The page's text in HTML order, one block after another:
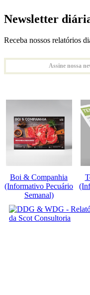
Newsletter
Receba nossos relatórios
Assine nossa
Boi & Companhia
(Informativo Pecuário
Semanal)